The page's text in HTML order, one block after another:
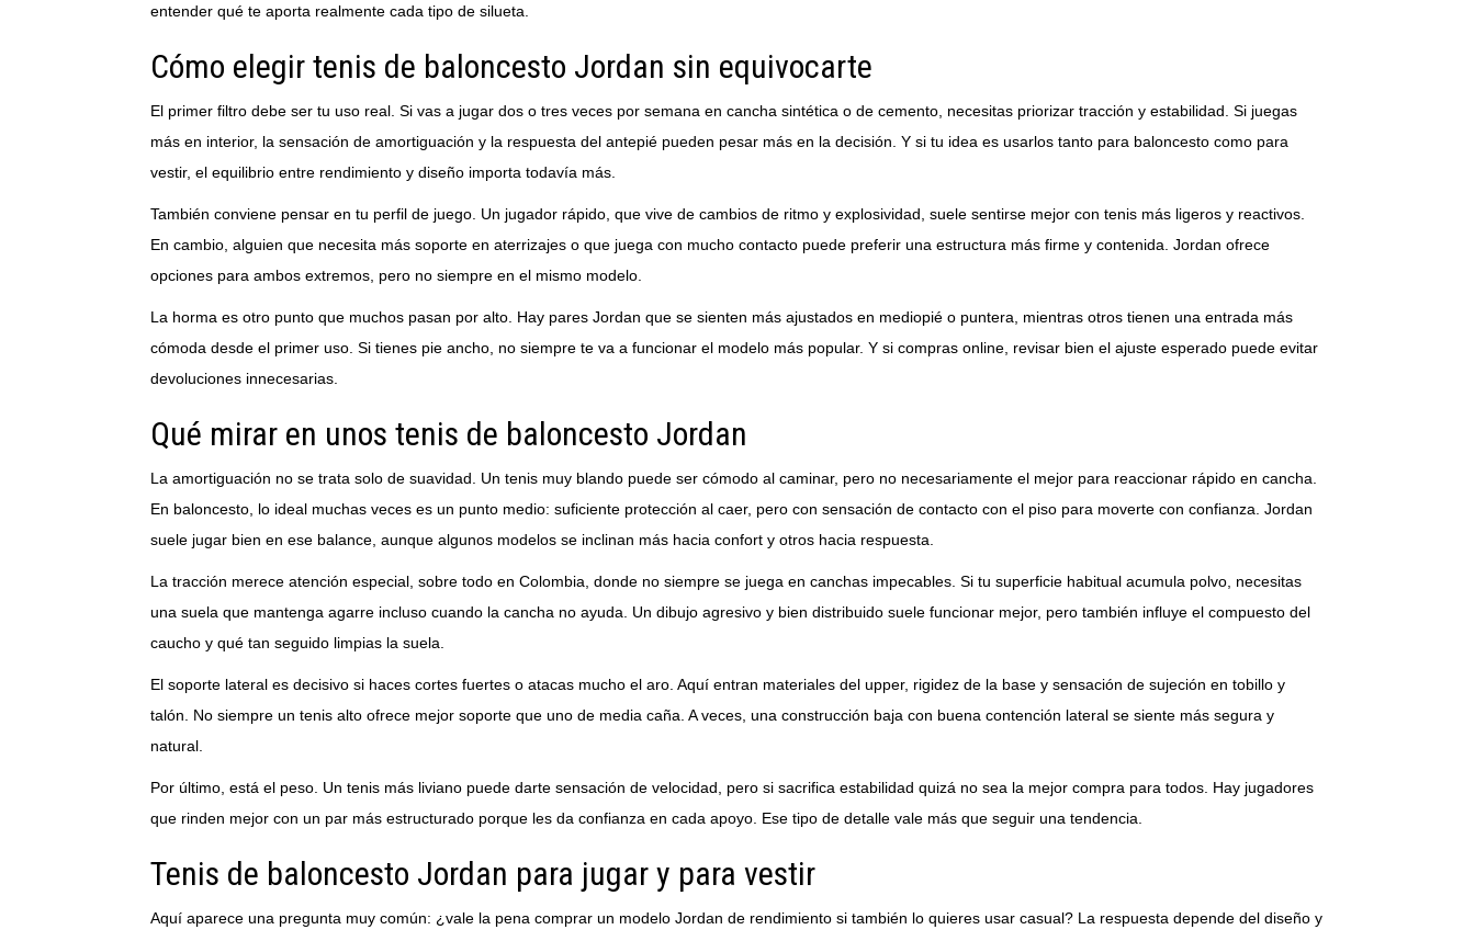
entender qué te aporta realmente cada tipo de silueta.
Cómo elegir tenis de baloncesto Jordan sin equivocarte
El primer filtro debe ser tu uso real. Si vas a jugar dos o tres veces por semana en cancha sintética o de cemento, necesitas priorizar tracción y estabilidad. Si juegas
más en interior, la sensación de amortiguación y la respuesta del antepié pueden pesar más en la decisión. Y si tu idea es usarlos tanto para baloncesto como para
vestir, el equilibrio entre rendimiento y diseño importa todavía más.
También conviene pensar en tu perfil de juego. Un jugador rápido, que vive de cambios de ritmo y explosividad, suele sentirse mejor con tenis más ligeros y reactivos.
En cambio, alguien que necesita más soporte en aterrizajes o que juega con mucho contacto puede preferir una estructura más firme y contenida. Jordan ofrece
opciones para ambos extremos, pero no siempre en el mismo modelo.
La horma es otro punto que muchos pasan por alto. Hay pares Jordan que se sienten más ajustados en mediopié o puntera, mientras otros tienen una entrada más
cómoda desde el primer uso. Si tienes pie ancho, no siempre te va a funcionar el modelo más popular. Y si compras online, revisar bien el ajuste esperado puede evitar
devoluciones innecesarias.
Qué mirar en unos tenis de baloncesto Jordan
La amortiguación no se trata solo de suavidad. Un tenis muy blando puede ser cómodo al caminar, pero no necesariamente el mejor para reaccionar rápido en cancha.
En baloncesto, lo ideal muchas veces es un punto medio: suficiente protección al caer, pero con sensación de contacto con el piso para moverte con confianza. Jordan
suele jugar bien en ese balance, aunque algunos modelos se inclinan más hacia confort y otros hacia respuesta.
La tracción merece atención especial, sobre todo en Colombia, donde no siempre se juega en canchas impecables. Si tu superficie habitual acumula polvo, necesitas
una suela que mantenga agarre incluso cuando la cancha no ayuda. Un dibujo agresivo y bien distribuido suele funcionar mejor, pero también influye el compuesto del
caucho y qué tan seguido limpias la suela.
El soporte lateral es decisivo si haces cortes fuertes o atacas mucho el aro. Aquí entran materiales del upper, rigidez de la base y sensación de sujeción en tobillo y
talón. No siempre un tenis alto ofrece mejor soporte que uno de media caña. A veces, una construcción baja con buena contención lateral se siente más segura y
natural.
Por último, está el peso. Un tenis más liviano puede darte sensación de velocidad, pero si sacrifica estabilidad quizá no sea la mejor compra para todos. Hay jugadores
que rinden mejor con un par más estructurado porque les da confianza en cada apoyo. Ese tipo de detalle vale más que seguir una tendencia.
Tenis de baloncesto Jordan para jugar y para vestir
Aquí aparece una pregunta muy común: ¿vale la pena comprar un modelo Jordan de rendimiento si también lo quieres usar casual? La respuesta depende del diseño y